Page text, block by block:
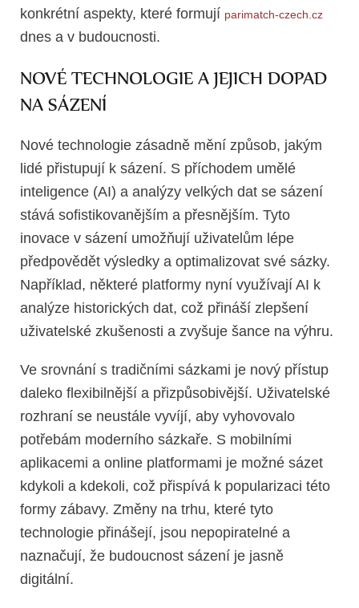
konkrétní aspekty, které formují parimatch-czech.cz
dnes a v budoucnosti.
NOVÉ TECHNOLOGIE A JEJICH DOPAD
NA SÁZENÍ
Nové technologie zásadně mění způsob, jakým
lidé přistupují k sázení. S příchodem umělé
inteligence (AI) a analýzy velkých dat se sázení
stává sofistikovanějším a přesnějším. Tyto
inovace v sázení umožňují uživatelům lépe
předpovědět výsledky a optimalizovat své sázky.
Například, některé platformy nyní využívají AI k
analýze historických dat, což přináší zlepšení
uživatelské zkušenosti a zvyšuje šance na výhru.
Ve srovnání s tradičními sázkami je nový přístup
daleko flexibilnější a přizpůsobivější. Uživatelské
rozhraní se neustále vyvíjí, aby vyhovovalo
potřebám moderního sázkaře. S mobilními
aplikacemi a online platformami je možné sázet
kdykoli a kdekoli, což přispívá k popularizaci této
formy zábavy. Změny na trhu, které tyto
technologie přinášejí, jsou nepopiratelné a
naznačují, že budoucnost sázení je jasně
digitální.